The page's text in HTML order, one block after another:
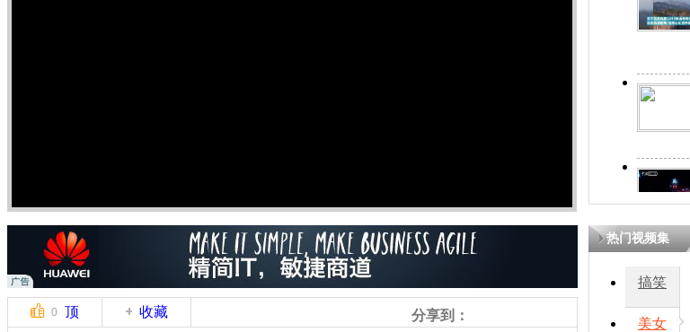
0 顶 收藏 分享到：
热门视频集
搞笑
美女